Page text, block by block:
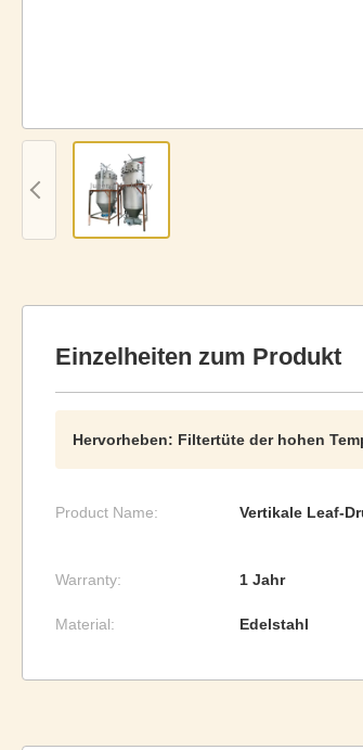
Einzelheiten zum Produkt
Hervorheben: Filtertüte der hohen
Product Name: Vertikale Leaf-
Warranty: 1 Jahr
Material: Edelstahl